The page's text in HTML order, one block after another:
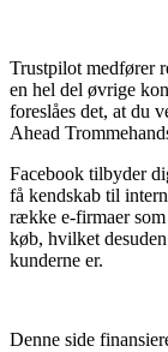
Trustpilot medfører
en hel del øvrige
foreslåes det, at du
Ahead
Facebook tilbyder
få kendskab til
række e-firmaer
køb, hvilket
kunderne er.
Denne side